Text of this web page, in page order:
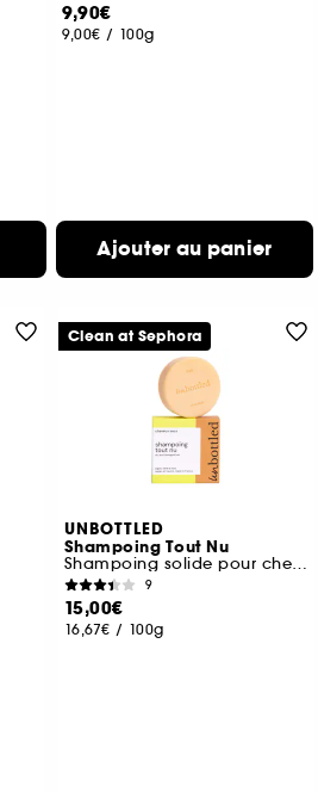
9,90€
9,00€ / 100g
Ajouter au panier
UNBOTTLED
Shampoing Tout Nu
Shampoing solide pour cheveux secs
9
15,00€
16,67€ / 100g
Clean at Sephora